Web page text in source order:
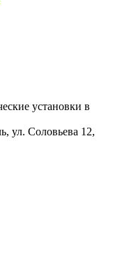
установки в
ул. Соловьева 12,